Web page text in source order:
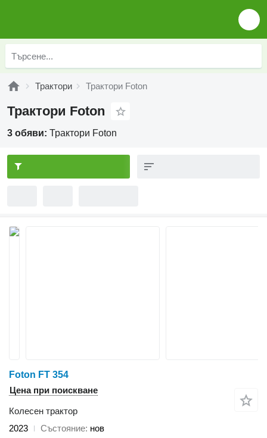
Трактори Трактори Foton
Трактори Foton
3 обяви: Трактори Foton
Foton FT 354
Цена при поискване
Колесен трактор
2023
Състояние нов